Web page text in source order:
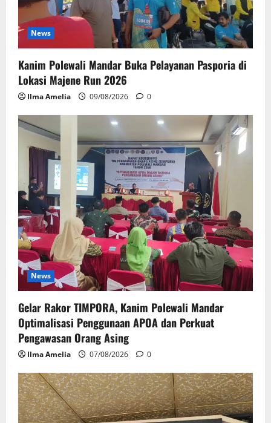
News
Kanim Polewali Mandar Buka Pelayanan Pasporia di
Lokasi Majene Run 2026
Ilma Amelia 09/08/2026 0
News
Gelar Rakor TIMPORA, Kanim Polewali Mandar
Optimalisasi Penggunaan APOA dan Perkuat
Pengawasan Orang Asing
Ilma Amelia 07/08/2026 0